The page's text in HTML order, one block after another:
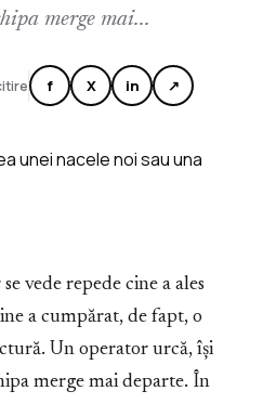
merge mai...
f X in ↗
vede repede cine a ales
a cumpărat, de fapt, o
Un operator urcă, își
merge mai departe. În